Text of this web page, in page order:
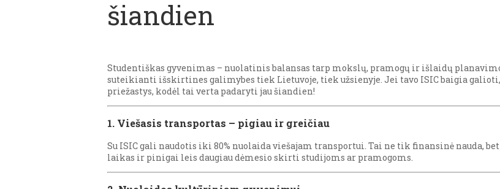
šiandien
Studentiškas gyvenimas – nuolatinis balansas tarp mokslų, pramogų ir išlaidų
suteikianti išskirtines galimybes tiek Lietuvoje, tiek užsienyje. Jei tavo ISIC baigia
priežastys, kodėl tai verta padaryti jau šiandien!
1. Viešasis transportas – pigiau ir greičiau
Su ISIC gali naudotis iki 80% nuolaida viešajam transportui. Tai ne tik finansinė nauda,
laikas ir pinigai leis daugiau dėmesio skirti studijoms ar pramogoms.